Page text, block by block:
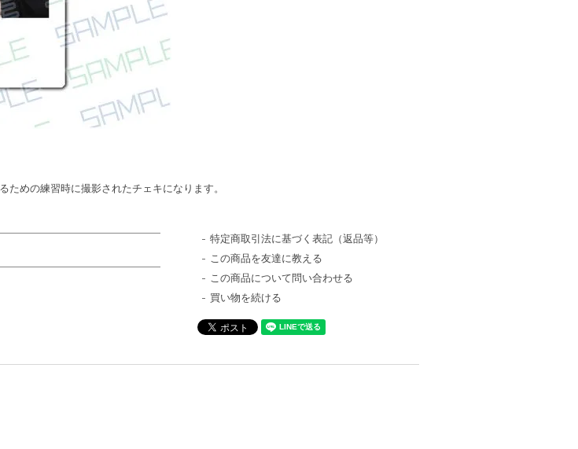
めの練習時に撮影されたチェキになります。
特定商取引法に基づく表記（返品等）
この商品を友達に教える
この商品について問い合わせる
買い物を続ける